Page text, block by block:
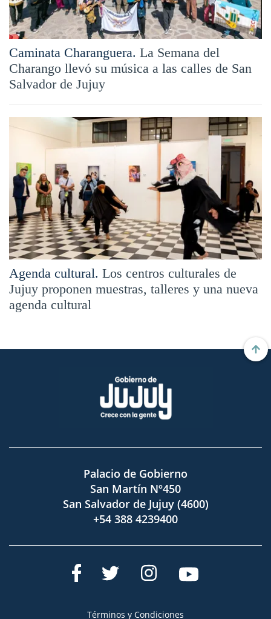
Caminata Charanguera. La Semana del
Charango llevó su música a las calles de San
Salvador de Jujuy
Agenda cultural. Los centros culturales de
Jujuy proponen muestras, talleres y una nueva
agenda cultural
Palacio de Gobierno
San Martín Nº450
San Salvador de Jujuy (4600)
+54 388 4239400
Términos y Condiciones